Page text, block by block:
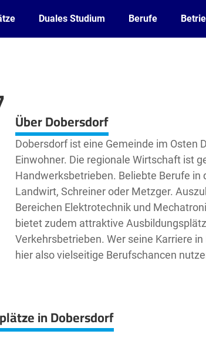
Duales Studium Berufe
Über Dobersdorf
Dobersdorf ist eine Gemeinde im Osten
Einwohner. Die regionale Wirtschaft ist
Handwerksbetrieben. Beliebte Berufe in
Landwirt, Schreiner oder Metzger.
Bereichen Elektrotechnik und
bietet zudem attraktive
Verkehrsbetrieben. Wer seine Karriere
hier also vielseitige Berufschancen
in Dobersdorf